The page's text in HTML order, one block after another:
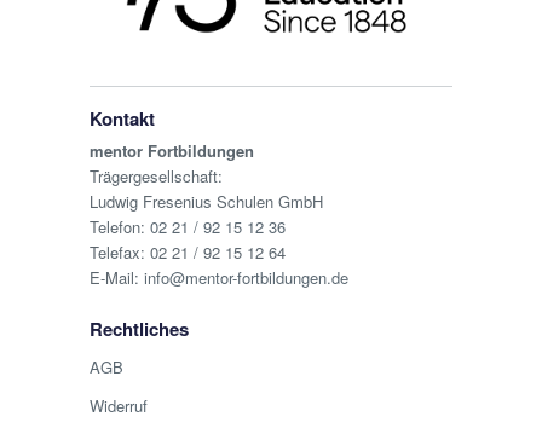
Kontakt
mentor Fortbildungen
Trägergesellschaft:
Ludwig Fresenius Schulen GmbH
Telefon: 02 21 / 92 15 12 36
Telefax: 02 21 / 92 15 12 64
E-Mail: info@mentor-fortbildungen.de
Rechtliches
AGB
Widerruf